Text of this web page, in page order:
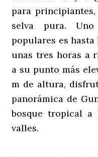
para
selva pura.
populares es hasta
unas tres horas a
a su punto más
m de altura,
panorámica de
bosque tropical
valles.